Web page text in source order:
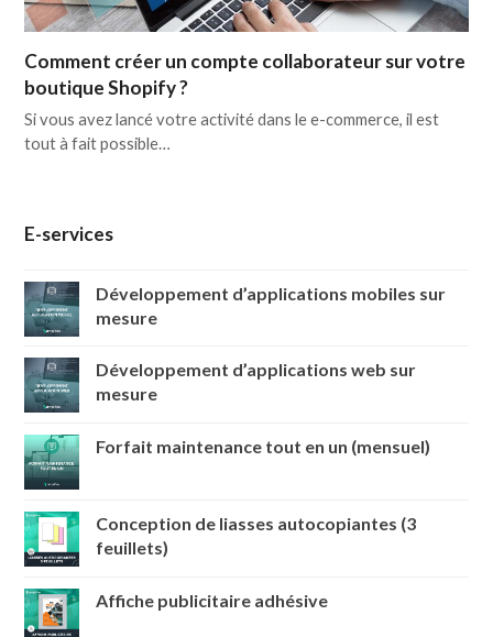
Comment créer un compte collaborateur sur votre
boutique Shopify ?
Si vous avez lancé votre activité dans le e-commerce, il est
tout à fait possible…
E-services
Développement d’applications mobiles sur
mesure
Développement d’applications web sur
mesure
Forfait maintenance tout en un (mensuel)
Conception de liasses autocopiantes (3
feuillets)
Affiche publicitaire adhésive